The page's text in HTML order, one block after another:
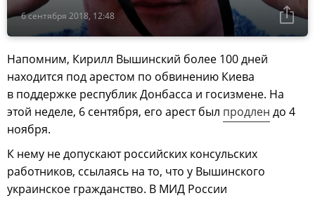
6 сентября 2018, 12:48
Напомним, Кирилл Вышинский более 100 дней
находится под арестом по обвинению Киева
в поддержке республик Донбасса и госизмене. На
этой неделе, 6 сентября, его арест был продлен до 4
ноября.
К нему не допускают российских консульских
работников, ссылаясь на то, что у Вышинского
украинское гражданство. В МИД России